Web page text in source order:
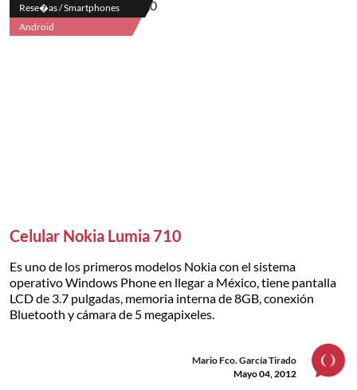
Rese�as / Smartphones
Android
Celular Nokia Lumia 710
Es uno de los primeros modelos Nokia con el sistema
operativo Windows Phone en llegar a México, tiene pantalla
LCD de 3.7 pulgadas, memoria interna de 8GB, conexión
Bluetooth y cámara de 5 megapixeles.
Mario Fco. García Tirado
Mayo 04, 2012